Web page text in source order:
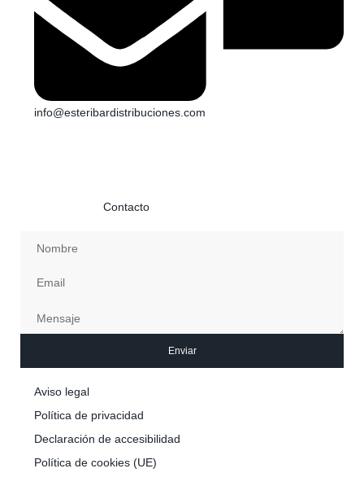
info@esteribardistribuciones.com
Contacto
Enviar
Aviso legal
Política de privacidad
Declaración de accesibilidad
Política de cookies (UE)